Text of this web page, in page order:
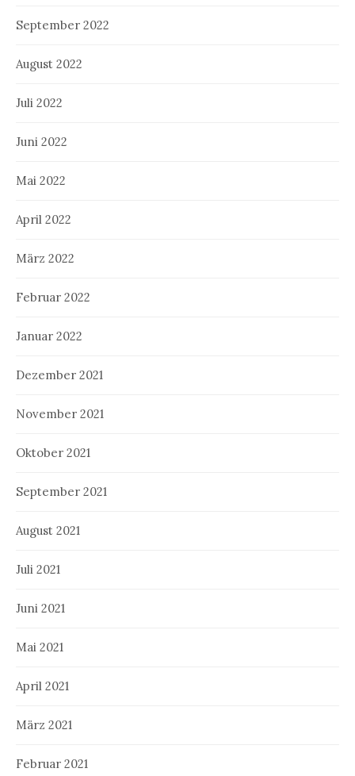
September 2022
August 2022
Juli 2022
Juni 2022
Mai 2022
April 2022
März 2022
Februar 2022
Januar 2022
Dezember 2021
November 2021
Oktober 2021
September 2021
August 2021
Juli 2021
Juni 2021
Mai 2021
April 2021
März 2021
Februar 2021